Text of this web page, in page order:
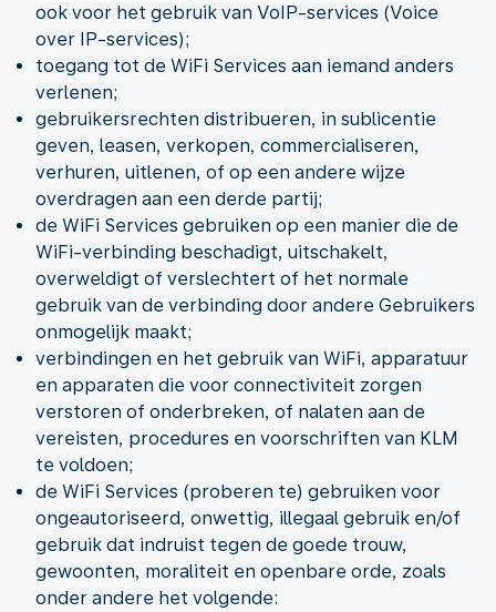
ook voor het gebruik van VoIP-services (Voice
over IP-services);
toegang tot de WiFi Services aan iemand anders
verlenen;
gebruikersrechten distribueren, in sublicentie
geven, leasen, verkopen, commercialiseren,
verhuren, uitlenen, of op een andere wijze
overdragen aan een derde partij;
de WiFi Services gebruiken op een manier die de
WiFi-verbinding beschadigt, uitschakelt,
overweldigt of verslechtert of het normale
gebruik van de verbinding door andere Gebruikers
onmogelijk maakt;
verbindingen en het gebruik van WiFi, apparatuur
en apparaten die voor connectiviteit zorgen
verstoren of onderbreken, of nalaten aan de
vereisten, procedures en voorschriften van KLM
te voldoen;
de WiFi Services (proberen te) gebruiken voor
ongeautoriseerd, onwettig, illegaal gebruik en/of
gebruik dat indruist tegen de goede trouw,
gewoonten, moraliteit en openbare orde, zoals
onder andere het volgende: